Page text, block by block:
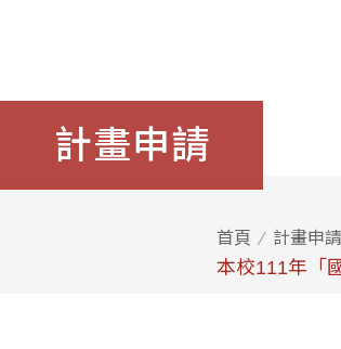
計畫申請
首頁 計畫申請
本校111年「